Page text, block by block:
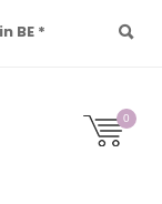
BE *
0